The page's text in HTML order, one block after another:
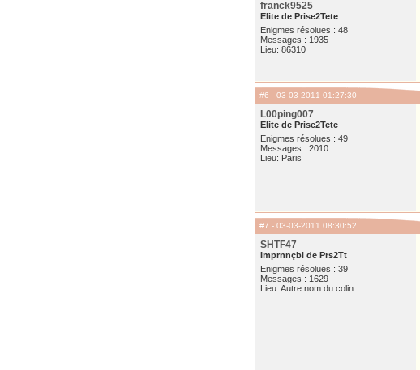
franck9525
Elite de Prise2Tete
Enigmes résolues : 48
Messages : 1935
Lieu: 86310
#6 - 03-03-2011 01:27:30
L00ping007
Elite de Prise2Tete
Enigmes résolues : 49
Messages : 2010
Lieu: Paris
#7 - 03-03-2011 08:30:52
SHTF47
Imprnnçbl de Prs2Tt
Enigmes résolues : 39
Messages : 1629
Lieu: Autre nom du colin